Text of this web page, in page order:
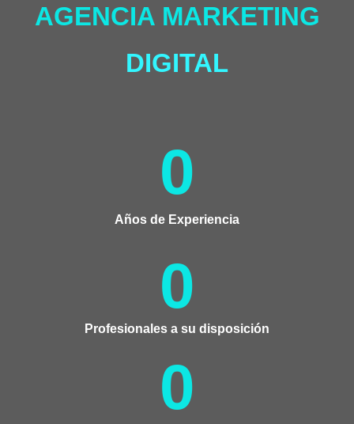
AGENCIA MARKETING
DIGITAL
Años de Experiencia
0
Profesionales a su disposición
0
0